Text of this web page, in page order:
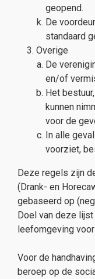
geopend.
De
standaard
Overige
De
en/of
Het
kunnen
voor de
In alle
voorziet,
Deze regels zijn
(Drank- en
gebaseerd op
Doel van deze lijst
leefomgeving
Voor de
beroep op de